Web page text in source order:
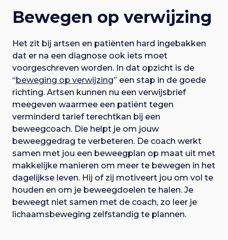
Bewegen op verwijzing
Het zit bij artsen en patiënten hard ingebakken
dat er na een diagnose ook iets moet
voorgeschreven worden. In dat opzicht is de
“beweging op verwijzing” een stap in de goede
richting. Artsen kunnen nu een verwijsbrief
meegeven waarmee een patiënt tegen
verminderd tarief terechtkan bij een
beweegcoach. Die helpt je om jouw
beweeggedrag te verbeteren. De coach werkt
samen met jou een beweegplan op maat uit met
makkelijke manieren om meer te bewegen in het
dagelijkse leven. Hij of zij motiveert jou om vol te
houden en om je beweegdoelen te halen. Je
beweegt niet samen met de coach, zo leer je
lichaamsbeweging zelfstandig te plannen.